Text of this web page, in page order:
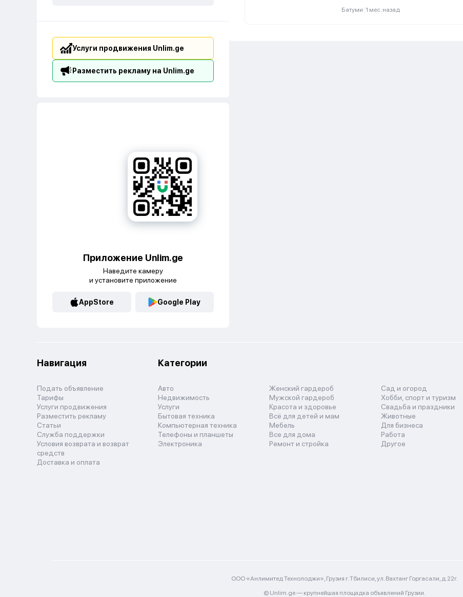
Услуги продвижения Unlim.ge
Разместить рекламу на Unlim.ge
Приложение Unlim.ge
Наведите камеру
и установите приложение
AppStore Google Play
Батуми 1 мес. назад
Навигация
Подать объявление
Тарифы
Услуги продвижения
Разместить рекламу
Статьи
Служба поддержки
Условия возврата и возврат
средств
Доставка и оплата
Категории
Авто
Недвижимость
Услуги
Бытовая техника
Компьютерная техника
Телефоны и планшеты
Электроника
Женский гардероб
Мужской гардероб
Красота и здоровье
Всё для детей и мам
Мебель
Все для дома
Ремонт и стройка
Сад и огород
Хобби, спорт и туризм
Свадьба и праздники
Животные
Для бизнеса
Работа
Другое
ООО «Анлимитед Технолоджи», Грузия г. Тбилиси, ул. Вахтанг Горгасали, д.22г.
© Unlim.ge — крупнейшая площадка объявлений Грузии.